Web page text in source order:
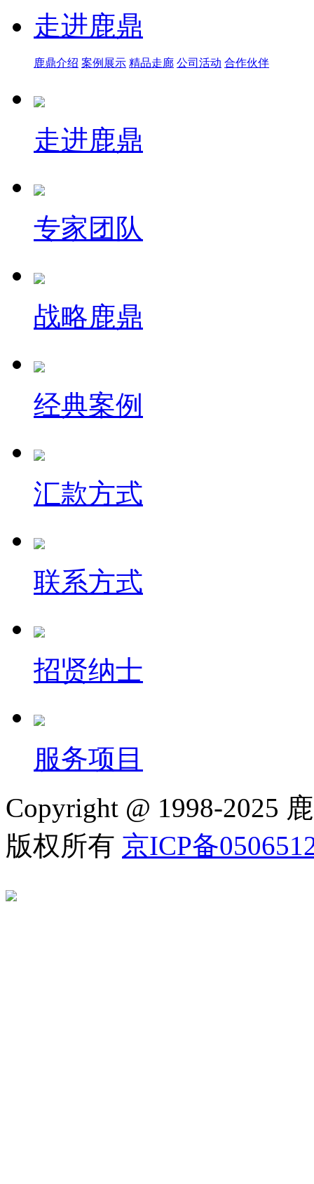
走进鹿鼎
鹿鼎介绍 案例展示 精品走廊 公司活动 合作伙伴
走进鹿鼎
专家团队
战略鹿鼎
经典案例
汇款方式
联系方式
招贤纳士
服务项目
Copyright @ 1998-2025
版权所有 京ICP备